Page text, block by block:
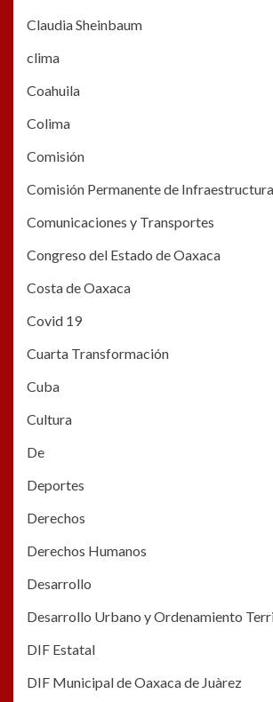
Claudia Sheinbaum
clima
Coahuila
Colima
Comisión
Comisión Permanente de
Comunicaciones y Transportes
Congreso del Estado de Oaxaca
Costa de Oaxaca
Covid 19
Cuarta Transformación
Cuba
Cultura
De
Deportes
Derechos
Derechos Humanos
Desarrollo
Desarrollo Urbano y Ordenamiento
DIF Estatal
DIF Municipal de Oaxaca de Juàrez